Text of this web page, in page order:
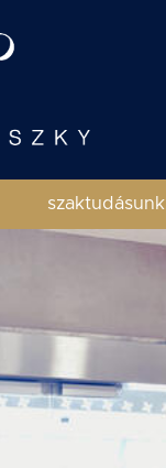
szaktudásunk